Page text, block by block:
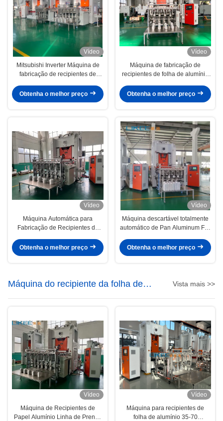
Vídeo
Mitsubishi Inverter Máquina de
fabricação de recipientes de
alumínio de alta velocidade
Obtenha o melhor preço
Vídeo
Máquina de fabricação de
recipientes de folha de alumínio
Obtenha o melhor preço
Vídeo
Máquina Automática para
Fabricação de Recipientes de
PLC de 5 Pistas
Obtenha o melhor preço
Vídeo
Máquina descartável totalmente
automático de Pan Aluminum Foil
Obtenha o melhor preço
Máquina do recipiente da folha de
alumínio
Vista mais >>
Vídeo
Máquina de Recipientes de
Papel Alumínio Linha de Prensa
Vídeo
Máquina para recipientes de
folha de alumínio 35-70